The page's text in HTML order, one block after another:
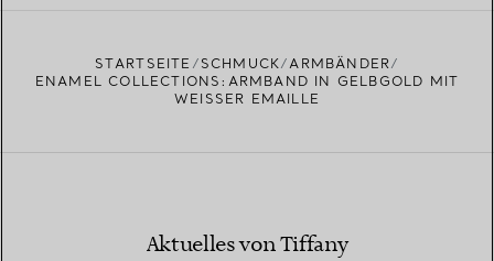
STARTSEITE SCHMUCK
ARMBÄNDER
ENAMEL COLLECTIONS:ARMBAND IN GELBGOLD MIT
WEISSER EMAILLE
Aktuelles von Tiffany